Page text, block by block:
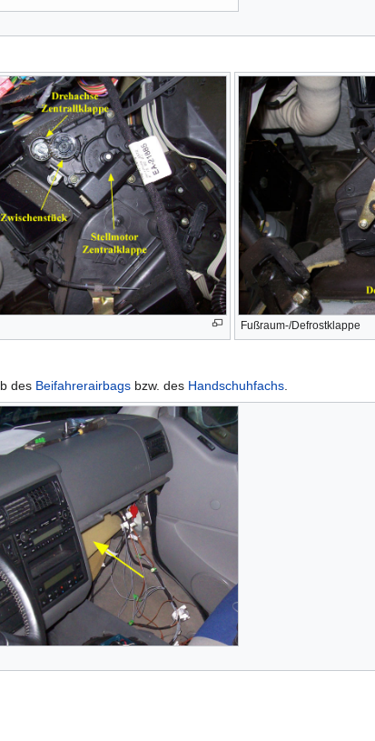
Fußraum-/Defrostklappe
des Beifahrerairbags bzw. des Handschuhfachs.